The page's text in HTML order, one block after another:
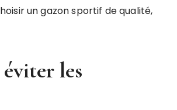
un gazon sportif de qualité,
les